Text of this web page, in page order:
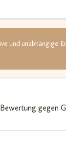
und unabhängige
gegen